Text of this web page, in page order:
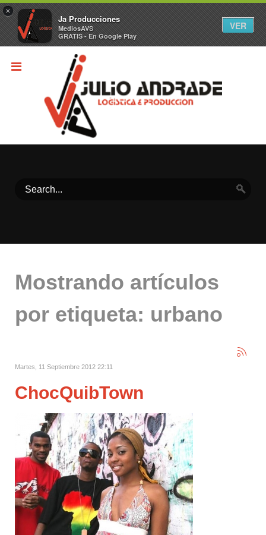
×
Ja Producciones
MediosAVS
GRATIS - En Google Play
VER
Mostrando artículos
por etiqueta: urbano
Martes, 11 Septiembre 2012 22:11
ChocQuibTown